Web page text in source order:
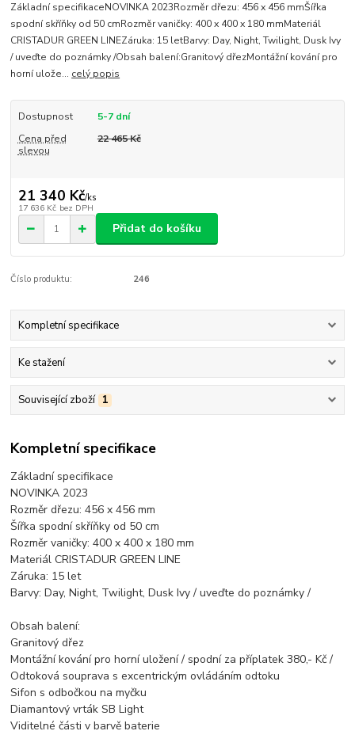
Základní specifikaceNOVINKA 2023Rozměr dřezu: 456 x 456 mmŠířka
spodní skříňky od 50 cmRozměr vaničky: 400 x 400 x 180 mmMateriál
CRISTADUR GREEN LINEZáruka: 15 letBarvy: Day, Night, Twilight, Dusk Ivy
/ uveďte do poznámky /Obsah balení:Granitový dřezMontážní kování pro
horní ulože... celý popis
Dostupnost
5-7 dní
Cena před
slevou
22 465 Kč
21 340 Kč/ks
17 636 Kč bez DPH
Přidat do košíku
Číslo produktu: 246
Kompletní specifikace
Ke stažení
Související zboží 1
Kompletní specifikace
Základní specifikace
NOVINKA 2023
Rozměr dřezu: 456 x 456 mm
Šířka spodní skříňky od 50 cm
Rozměr vaničky: 400 x 400 x 180 mm
Materiál CRISTADUR GREEN LINE
Záruka: 15 let
Barvy: Day, Night, Twilight, Dusk Ivy / uveďte do poznámky /
Obsah balení:
Granitový dřez
Montážní kování pro horní uložení / spodní za příplatek 380,- Kč /
Odtoková souprava s excentrickým ovládáním odtoku
Sifon s odbočkou na myčku
Diamantový vrták SB Light
Viditelné části v barvě baterie